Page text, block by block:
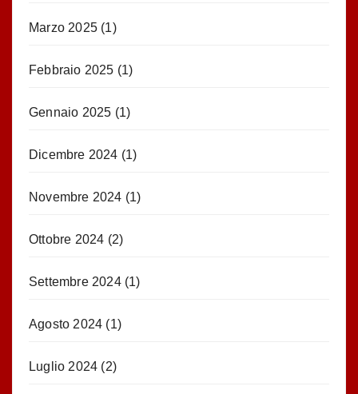
Marzo 2025 (1)
Febbraio 2025 (1)
Gennaio 2025 (1)
Dicembre 2024 (1)
Novembre 2024 (1)
Ottobre 2024 (2)
Settembre 2024(1)
Agosto 2024 (1)
Luglio 2024 (2)